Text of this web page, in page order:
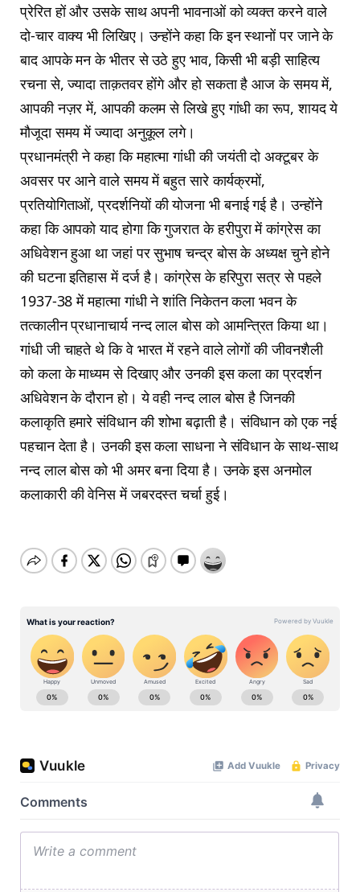
प्रेरित हों और उसके साथ अपनी भावनाओं को व्यक्त करने वाले
दो-चार वाक्य भी लिखिए। उन्होंने कहा कि इन स्थानों पर जाने के
बाद आपके मन के भीतर से उठे हुए भाव, किसी भी बड़ी साहित्य
रचना से, ज्यादा ताक़तवर होंगे और हो सकता है आज के समय में,
आपकी नज़र में, आपकी कलम से लिखे हुए गांधी का रूप, शायद ये
मौजूदा समय में ज्यादा अनुकूल लगे।
प्रधानमंत्री ने कहा कि महात्मा गांधी की जयंती दो अक्टूबर के
अवसर पर आने वाले समय में बहुत सारे कार्यक्रमों,
प्रतियोगिताओं, प्रदर्शनियों की योजना भी बनाई गई है। उन्होंने
कहा कि आपको याद होगा कि गुजरात के हरीपुरा में कांग्रेस का
अधिवेशन हुआ था जहां पर सुभाष चन्द्र बोस के अध्यक्ष चुने होने
की घटना इतिहास में दर्ज है। कांग्रेस के हरिपुरा सत्र से पहले
1937-38 में महात्मा गांधी ने शांति निकेतन कला भवन के
तत्कालीन प्रधानाचार्य नन्द लाल बोस को आमन्त्रित किया था।
गांधी जी चाहते थे कि वे भारत में रहने वाले लोगों की जीवनशैली
को कला के माध्यम से दिखाए और उनकी इस कला का प्रदर्शन
अधिवेशन के दौरान हो। ये वही नन्द लाल बोस है जिनकी
कलाकृति हमारे संविधान की शोभा बढ़ाती है। संविधान को एक नई
पहचान देता है। उनकी इस कला साधना ने संविधान के साथ-साथ
नन्द लाल बोस को भी अमर बना दिया है। उनके इस अनमोल
कलाकारी की वेनिस में जबरदस्त चर्चा हुई।